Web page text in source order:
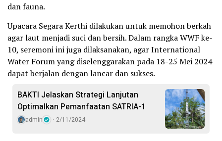
dan fauna.
Upacara Segara Kerthi dilakukan untuk memohon berkah
agar laut menjadi suci dan bersih. Dalam rangka WWF ke-
10, seremoni ini juga dilaksanakan, agar International
Water Forum yang diselenggarakan pada 18-25 Mei 2024
dapat berjalan dengan lancar dan sukses.
BAKTI Jelaskan Strategi Lanjutan
Optimalkan Pemanfaatan SATRIA-1
admin 2/11/2024